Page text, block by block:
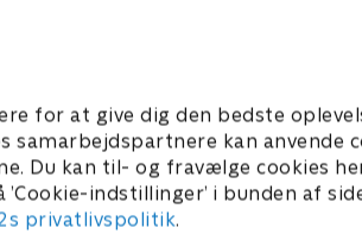
for at give dig den bedste
samarbejdspartnere kan anvende
Du kan til- og fravælge cookies
indstillinger’ i bunden af
privatlivspolitik.